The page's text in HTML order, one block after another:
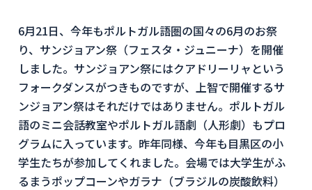
6月21日、今年もポルトガル語圏の国々の6月のお祭
り、サンジョアン祭（フェスタ・ジュニーナ）を開催
しました。サンジョアン祭にはクアドリーリャという
フォークダンスがつきものですが、上智で開催するサ
ンジョアン祭はそれだけではありません。ポルトガル
語のミニ会話教室やポルトガル語劇（人形劇）もプロ
グラムに入っています。昨年同様、今年も目黒区の小
学生たちが参加してくれました。会場では大学生がふ
るまうポップコーンやガラナ（ブラジルの炭酸飲料）